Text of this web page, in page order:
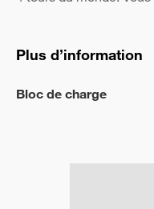
Plus d’information
Bloc de charge